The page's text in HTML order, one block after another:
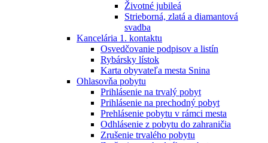
Životné jubileá
Strieborná, zlatá a diamantová
svadba
Kancelária 1. kontaktu
Osvedčovanie podpisov a listín
Rybársky lístok
Karta obyvateľa mesta Snina
Ohlasovňa pobytu
Prihlásenie na trvalý pobyt
Prihlásenie na prechodný pobyt
Prehlásenie pobytu v rámci mesta
Odhlásenie z pobytu do zahraničia
Zrušenie trvalého pobytu